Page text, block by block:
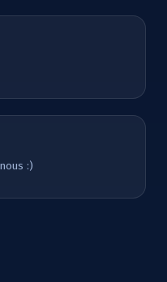
:)